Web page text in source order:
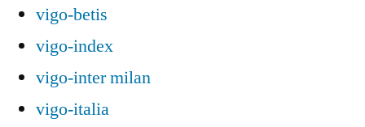
vigo-betis
vigo-index
vigo-inter milan
vigo-italia